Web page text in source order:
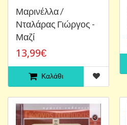
Μαρινέλλα /
Νταλάρας Γιώργος -
Μαζί
13,99€
Καλάθι